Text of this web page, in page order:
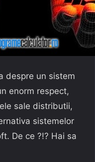
despre un sistem
enorm respect,
sale distributii,
sistemelor
De ce ?!? Hai sa